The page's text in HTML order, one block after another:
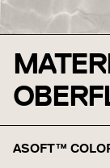
ASOFT™